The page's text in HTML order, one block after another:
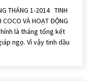
THÁNG 1-2014 TINH
COCO VÀ HOẠT ĐỘNG
là tháng tổng kết
ngọ. Vì vậy tinh dầu